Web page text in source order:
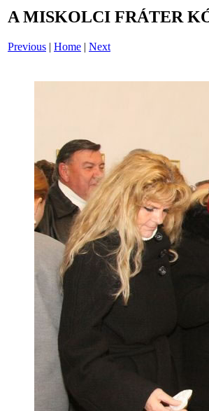
A MISKOLCI FRÁTER
Previous | Home | Next